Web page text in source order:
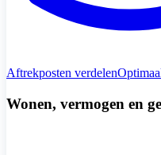
Aftrekposten verdelen
Wonen, vermogen en